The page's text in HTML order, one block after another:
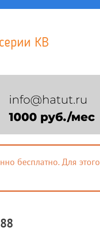
КВ
бесплатно. Для этого